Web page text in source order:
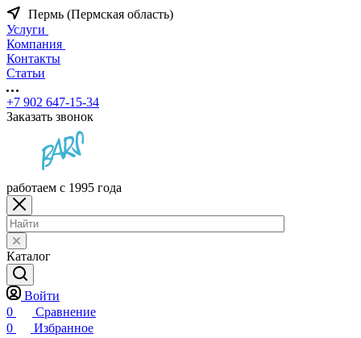
Пермь (Пермская область)
Услуги
Компания
Контакты
Статьи
+7 902 647-15-34
Заказать звонок
работаем с 1995 года
Каталог
Войти
0
Сравнение
0
Избранное